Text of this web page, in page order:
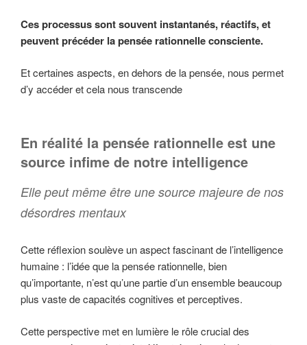
Ces processus sont souvent instantanés, réactifs, et
peuvent précéder la pensée rationnelle consciente.
Et certaines aspects, en dehors de la pensée, nous permet
d’y accéder et cela nous transcende
En réalité la pensée rationnelle est une
source infime de notre intelligence
Elle peut même être une source majeure de nos
désordres mentaux
Cette réflexion soulève un aspect fascinant de l’intelligence
humaine : l’idée que la pensée rationnelle, bien
qu’importante, n’est qu’une partie d’un ensemble beaucoup
plus vaste de capacités cognitives et perceptives.
Cette perspective met en lumière le rôle crucial des